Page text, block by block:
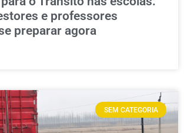
e professores
preparar agora
SEM CATEGORIA